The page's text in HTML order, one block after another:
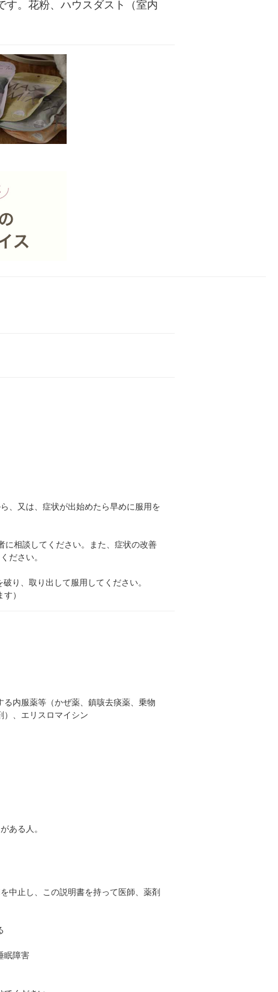
す。花粉、ハウスダスト（室内
、又は、症状が出始めたら早めに服用を
に相談してください。また、症状の改善
ださい。
り、取り出して服用してください。
）
内服薬等（かぜ薬、鎮咳去痰薬、乗物
）、エリスロマイシン
ある人。
中止し、この説明書を持って医師、薬剤
眠障害